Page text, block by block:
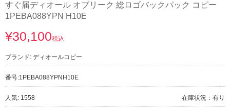
すぐ届ディオール オブリーク 総ロゴバックパック コピー
1PEBA088YPN H10E
¥30,100税込
ブランド: ディオールコピー
番号:1PEBA088YPNH10E
人気: 1558 在庫状況：有り